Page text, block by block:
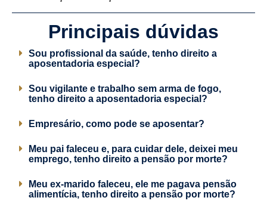
Principais dúvidas
Sou profissional da saúde, tenho direito a
aposentadoria especial?
Sou vigilante e trabalho sem arma de fogo,
tenho direito a aposentadoria especial?
Empresário, como pode se aposentar?
Meu pai faleceu e, para cuidar dele, deixei meu
emprego, tenho direito a pensão por morte?
Meu ex-marido faleceu, ele me pagava pensão
alimentícia, tenho direito a pensão por morte?